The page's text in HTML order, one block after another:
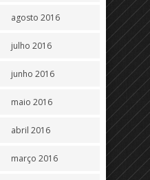
agosto 2016
julho 2016
junho 2016
maio 2016
abril 2016
março 2016